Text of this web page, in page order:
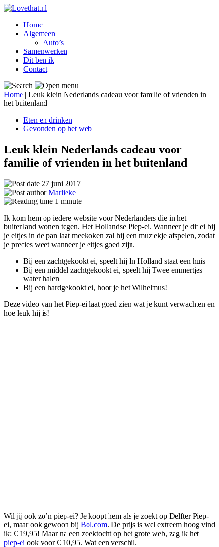
Home
Algemeen
Auto’s
Samenwerken
Dit ben ik
Contact
Home | Leuk klein Nederlands cadeau voor familie of vrienden in
het buitenland
Eten en drinken
Gevonden op het web
Leuk klein Nederlands cadeau voor
familie of vrienden in het buitenland
27 juni 2017
Marlieke
1 minute
Ik kom hem op iedere website voor Nederlanders die in het
buitenland wonen tegen. Het Hollandse Piep-ei. Wanneer je dit ei bij
je eitjes in de pan laat meekoken zal hij een muziekje afspelen, zodat
je precies weet wanneer je eitjes goed zijn.
Bij een zachtgekookt ei, speelt hij In Holland staat een huis
Bij een middel zachtgekookt ei, speelt hij Twee emmertjes
water halen
Bij een hardgekookt ei, hoor je het Wilhelmus!
Deze video van het Piep-ei laat goed zien wat je kunt verwachten en
hoe leuk hij is!
Wil jij ook zo’n piep-ei? Je koopt hem als je zoekt op Delfter Piep-
ei, maar ook gewoon bij Bol.com. De prijs is wel extreem hoog vind
ik: € 19,95! Maar na een zoektocht op het grote web, zag ik het
piep-ei ook voor € 10,95. Wat een verschil.